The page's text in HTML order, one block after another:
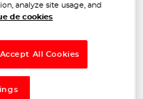
+
analyze site usage, and
de cookies
Accept All Cookies